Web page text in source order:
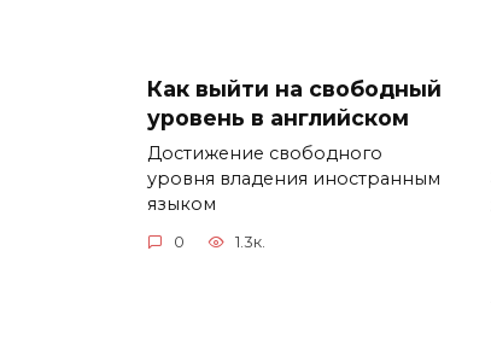
Как выйти на свободный
уровень в английском
Достижение свободного
уровня владения иностранным
языком
0 1.3к.